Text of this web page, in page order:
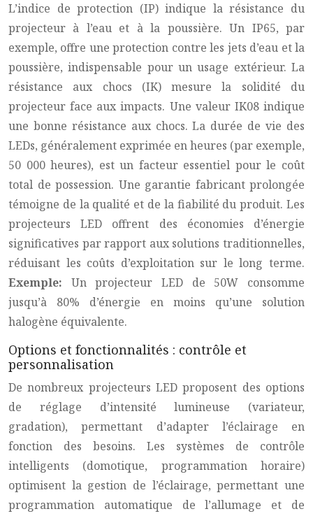
L’indice de protection (IP) indique la résistance du
projecteur à l’eau et à la poussière. Un IP65, par
exemple, offre une protection contre les jets d’eau et la
poussière, indispensable pour un usage extérieur. La
résistance aux chocs (IK) mesure la solidité du
projecteur face aux impacts. Une valeur IK08 indique
une bonne résistance aux chocs. La durée de vie des
LEDs, généralement exprimée en heures (par exemple,
50 000 heures), est un facteur essentiel pour le coût
total de possession. Une garantie fabricant prolongée
témoigne de la qualité et de la fiabilité du produit. Les
projecteurs LED offrent des économies d’énergie
significatives par rapport aux solutions traditionnelles,
réduisant les coûts d’exploitation sur le long terme.
Exemple: Un projecteur LED de 50W consomme
jusqu’à 80% d’énergie en moins qu’une solution
halogène équivalente.
Options et fonctionnalités : contrôle et
personnalisation
De nombreux projecteurs LED proposent des options
de réglage d’intensité lumineuse (variateur,
gradation), permettant d’adapter l’éclairage en
fonction des besoins. Les systèmes de contrôle
intelligents (domotique, programmation horaire)
optimisent la gestion de l’éclairage, permettant une
programmation automatique de l’allumage et de